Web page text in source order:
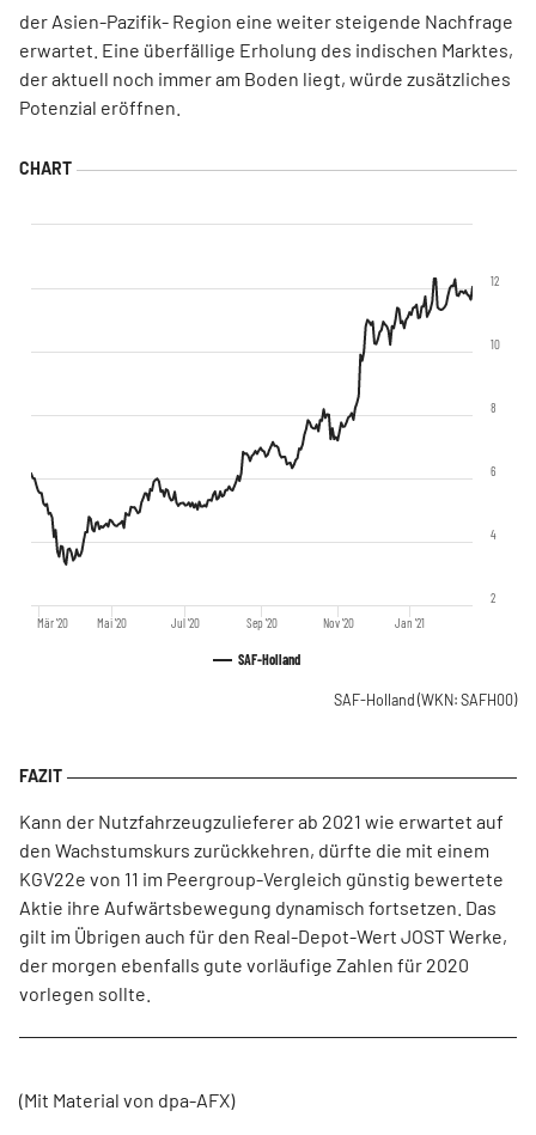
der Asien-Pazifik- Region eine weiter steigende Nachfrage
erwartet. Eine überfällige Erholung des indischen Marktes,
der aktuell noch immer am Boden liegt, würde zusätzliches
Potenzial eröffnen.
SAF-Holland
Mär '20 Mai '20 Jul '20 Sep '20 Nov '20 Jan '21
2
4
6
8
10
12
SAF-Holland (WKN: SAFH00)
Kann der Nutzfahrzeugzulieferer ab 2021 wie erwartet auf
den Wachstumskurs zurückkehren, dürfte die mit einem
KGV22e von 11 im Peergroup-Vergleich günstig bewertete
Aktie ihre Aufwärtsbewegung dynamisch fortsetzen. Das
gilt im Übrigen auch für den Real-Depot-Wert JOST Werke,
der morgen ebenfalls gute vorläufige Zahlen für 2020
vorlegen sollte.
(Mit Material von dpa-AFX)